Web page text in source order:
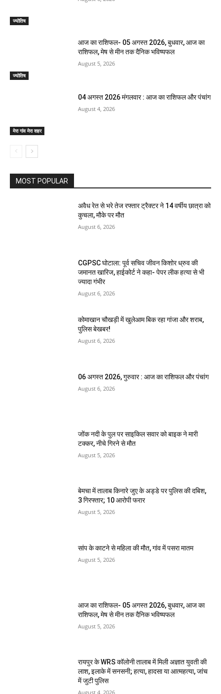
ज्योतिष
ज्योतिष
आज का राशिफल- 05 अगस्त 2026, बुधवार, आज का
राशिफल, मेष से मीन तक दैनिक भविष्यफल
August 5, 2026
मेरा गांव मेरा शहर
04 अगस्त 2026 मंगलवार : आज का राशिफल और पंचांग
August 4, 2026
MOST POPULAR
अवैध रेत से भरे तेज रफ्तार ट्रैक्टर ने 14 वर्षीय छात्रा को
कुचला, मौके पर मौत
August 6, 2026
CGPSC घोटाला: पूर्व सचिव जीवन किशोर ध्रुव की
जमानत खारिज, हाईकोर्ट ने कहा- पेपर लीक हत्या से भी
ज्यादा गंभीर
August 6, 2026
कोमाखान चौखड़ी में खुलेआम बिक रहा गांजा और शराब,
पुलिस बेखबर!
August 6, 2026
06 अगस्त 2026, गुरुवार : आज का राशिफल और पंचांग
August 6, 2026
जोंक नदी के पुल पर साइकिल सवार को बाइक ने मारी
टक्कर, नीचे गिरने से मौत
August 5, 2026
बेमचा में तालाब किनारे जुए के अड्डे पर पुलिस की दबिश,
3 गिरफ्तार; 10 आरोपी फरार
August 5, 2026
सांप के काटने से महिला की मौत, गांव में पसरा मातम
August 5, 2026
आज का राशिफल- 05 अगस्त 2026, बुधवार, आज का
राशिफल, मेष से मीन तक दैनिक भविष्यफल
August 5, 2026
रायपुर के WRS कॉलोनी तालाब में मिली अज्ञात युवती की
लाश, इलाके में सनसनी; हत्या, हादसा या आत्महत्या, जांच
में जुटी पुलिस
August 4, 2026